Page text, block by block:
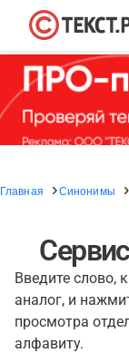
Главная Синонимы
Введите слово,
аналог, и
просмотра
алфавиту.